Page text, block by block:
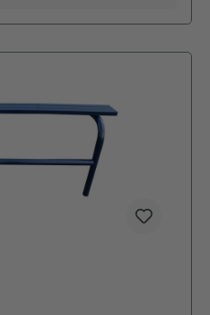
RAL-
mit einer Neigung
statisch zu ermitteln. Wir
B/H 1000/800/800 mm.
ca. 1660 mmGesamthöhe
in BetonfundamenSitzhöhe